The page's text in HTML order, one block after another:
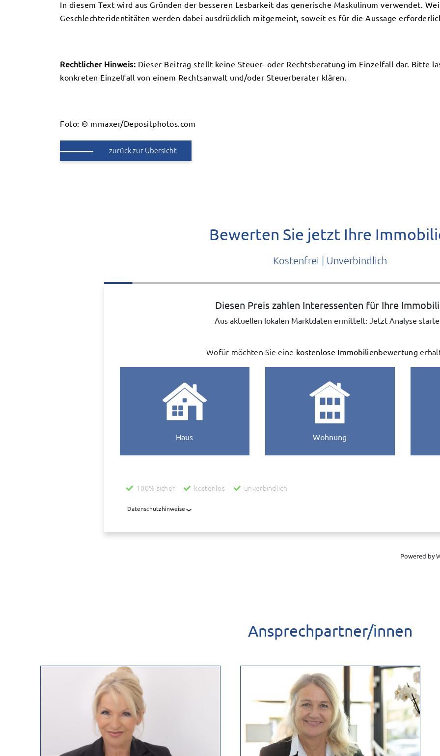
In diesem Text wird aus Gründen der besseren Lesbarkeit das generische Maskulinum verwendet.
Geschlechteridentitäten werden dabei ausdrücklich mitgemeint, soweit es für die Aussage
Rechtlicher Hinweis: Dieser Beitrag stellt keine Steuer- oder Rechtsberatung im Einzelfall dar. Bitte
konkreten Einzelfall von einem Rechtsanwalt und/oder Steuerberater klären.
Foto: © mmaxer/Depositphotos.com
zurück zur Übersicht
Bewerten Sie jetzt Ihre
Kostenfrei | Unverbindlich
Diesen Preis zahlen Interessenten für Ihre
Aus aktuellen lokalen Marktdaten ermittelt: Jetzt Analyse
Wofür möchten Sie eine kostenlose Immobilienbewertung
Haus Wohnung
100% sicher kostenlos unverbindlich
Datenschutzhinweise
übermittelt. Diese Daten werden zur Verbesserung des bereit gestellten Systems genutzt und anonymisiert zu
Powered by
Ansprechpartner/innen